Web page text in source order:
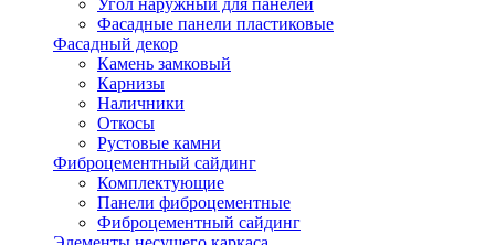
Угол наружный для панелей
Фасадные панели пластиковые
Фасадный декор
Камень замковый
Карнизы
Наличники
Откосы
Рустовые камни
Фиброцементный сайдинг
Комплектующие
Панели фиброцементные
Фиброцементный сайдинг